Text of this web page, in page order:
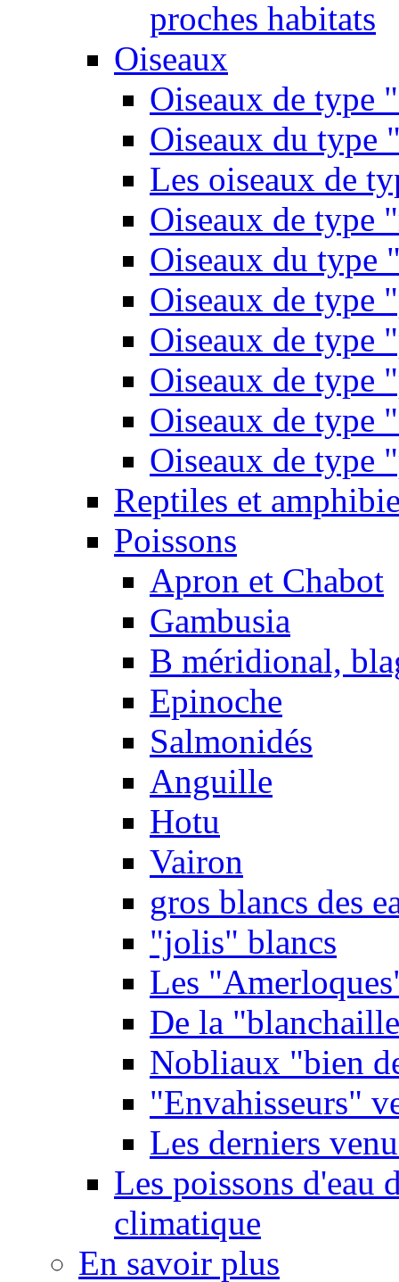
proches habitats
Oiseaux
Oiseaux de type
Oiseaux du type
Les oiseaux de
Oiseaux de type
Oiseaux du type
Oiseaux de type
Oiseaux de type
Oiseaux de type
Oiseaux de type
Oiseaux de type
Reptiles et
Poissons
Apron et Chabot
Gambusia
B méridional,
Epinoche
Salmonidés
Anguille
Hotu
Vairon
gros blancs des
"jolis" blancs
Les
De la
Nobliaux "bien
"Envahisseurs"
Les derniers
Les poissons d'eau
climatique
En savoir plus